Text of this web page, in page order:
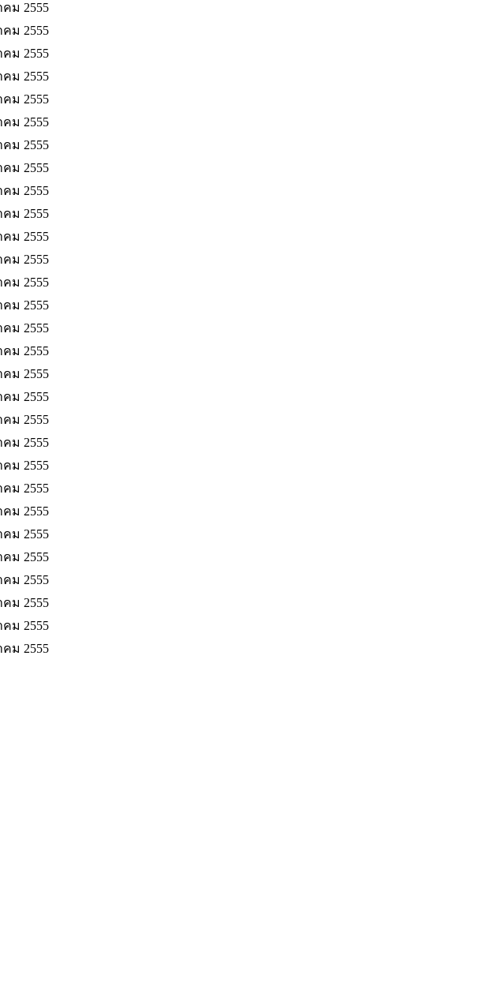
คม 2555
คม 2555
คม 2555
คม 2555
คม 2555
คม 2555
คม 2555
คม 2555
คม 2555
คม 2555
คม 2555
คม 2555
คม 2555
คม 2555
คม 2555
คม 2555
คม 2555
คม 2555
คม 2555
คม 2555
คม 2555
คม 2555
คม 2555
คม 2555
คม 2555
คม 2555
คม 2555
คม 2555
คม 2555